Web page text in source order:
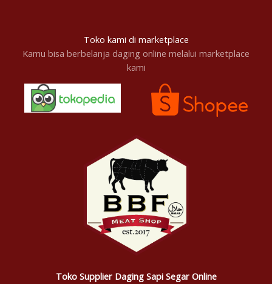
Toko kami di marketplace
Kamu bisa berbelanja daging online melalui marketplace
kami
Toko Supplier Daging Sapi Segar Online